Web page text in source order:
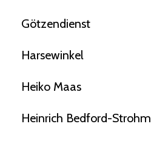
Götzendienst
Harsewinkel
Heiko Maas
Heinrich Bedford-Strohm